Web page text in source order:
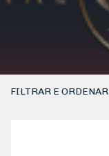
FILTRAR E ORDENAR